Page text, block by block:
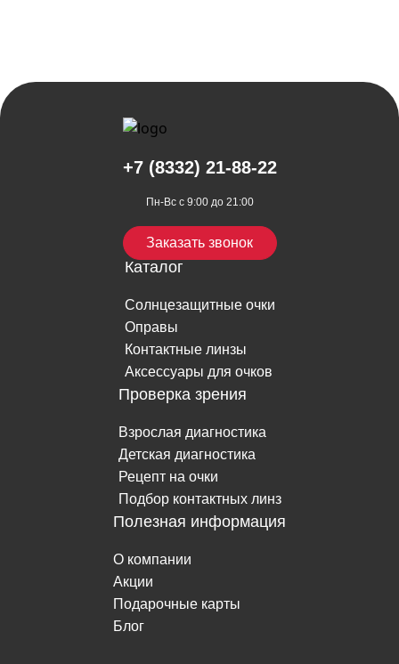
+7 (8332) 21-88-22
Пн-Вс с 9:00 до 21:00
Заказать звонок
Каталог
Солнцезащитные очки
Оправы
Контактные линзы
Аксессуары для очков
Проверка зрения
Взрослая диагностика
Детская диагностика
Рецепт на очки
Подбор контактных линз
Полезная информация
О компании
Акции
Подарочные карты
Блог